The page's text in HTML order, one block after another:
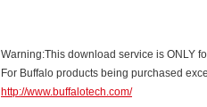
お客様は、本ソフトウ
本ソフトウェアの一部
Warning:This download service is ONLY
For Buffalo products being purchased
http://www.buffalotech.com/